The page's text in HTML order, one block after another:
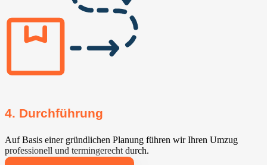
4. Durchführung
Auf Basis einer gründlichen Planung führen wir Ihren Umzug
professionell und termingerecht durch.